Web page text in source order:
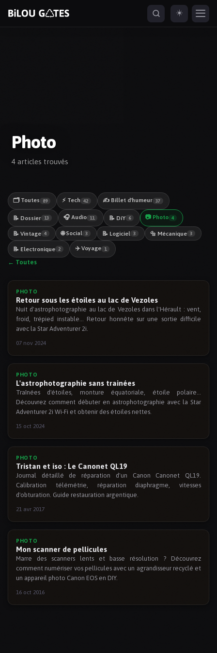
☀️
Photo
4 articles trouvés
🗂️ Toutes 89 ⚡ Tech 42 ✍️ Billet d'humeur 37
📝 Dossier 13 🎧 Audio 11 📝 DiY 6 📷 Photo 4
📝 Vintage 4 🌐 Social 3 📝 Logiciel 3 🔩 Mécanique 3
📝 Electronique 2 ✈️ Voyage 1
← Toutes
PHOTO
Retour sous les étoiles au lac de Vezoles
Nuit d'astrophotographie au lac de Vezoles dans l'Hérault : vent,
froid, trépied instable… Retour honnête sur une sortie difficile
avec la Star Adventurer 2i.
07 nov 2024
PHOTO
L'astrophotographie sans trainées
Traînées d'étoiles, monture équatoriale, étoile polaire…
Découvrez comment débuter en astrophotographie avec la Star
Adventurer 2i Wi-Fi et obtenir des étoiles nettes.
15 oct 2024
PHOTO
Tristan et iso : Le Canonet QL19
Journal détaillé de réparation d'un Canon Canonet QL19.
Calibration télémétrie, réparation diaphragme, vitesses
d'obturation. Guide restauration argentique.
21 avr 2017
PHOTO
Mon scanner de pellicules
Marre des scanners lents et basse résolution ? Découvrez
comment numériser vos pellicules avec un agrandisseur recyclé et
un appareil photo Canon EOS en DIY.
16 oct 2016